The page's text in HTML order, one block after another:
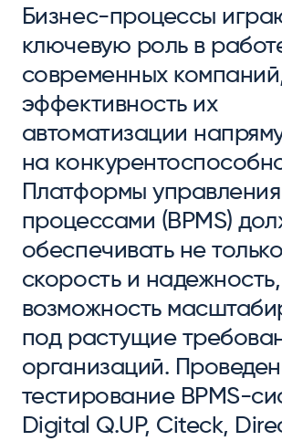
Бизнес-процессы
ключевую роль в
современных
эффективность их
автоматизации
на
Платформы
процессами (BPMS)
обеспечивать не только
скорость и
возможность
под растущие
организаций.
тестирование BPMS-
Digital Q.UP, Citeck,